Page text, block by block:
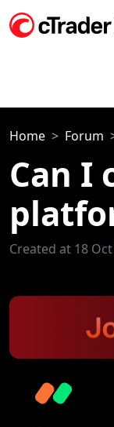
Home Forum
Can I
Created at 18